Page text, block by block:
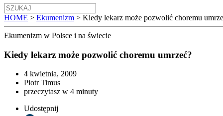
HOME > Ekumenizm > Kiedy lekarz może pozwolić choremu
Ekumenizm w Polsce i na świecie
Kiedy lekarz może pozwolić choremu umrzeć?
4 kwietnia, 2009
Piotr Timus
przeczytasz w 4 minuty
Udostępnij